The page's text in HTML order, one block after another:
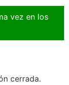
vez en los
cerrada.